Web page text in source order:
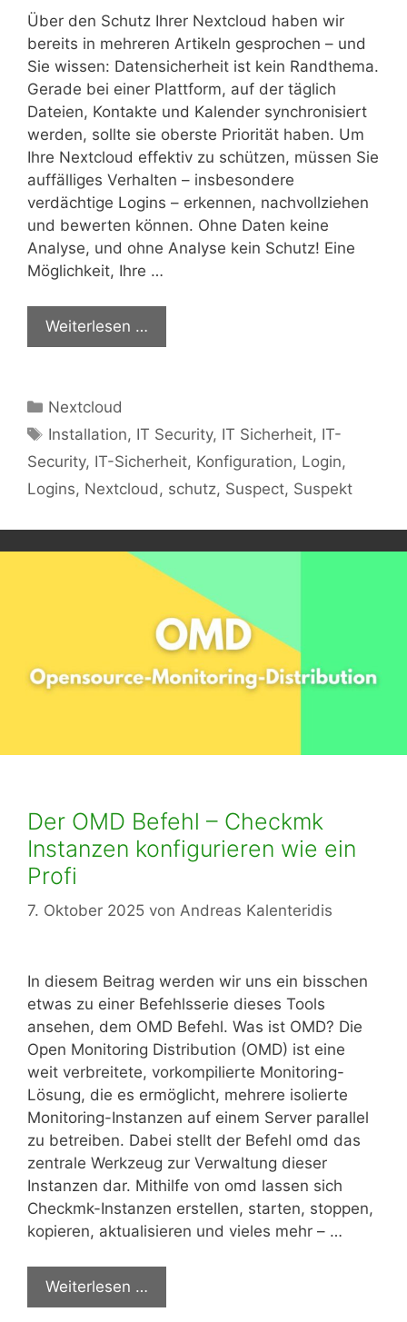
Über den Schutz Ihrer Nextcloud haben wir
bereits in mehreren Artikeln gesprochen – und
Sie wissen: Datensicherheit ist kein Randthema.
Gerade bei einer Plattform, auf der täglich
Dateien, Kontakte und Kalender synchronisiert
werden, sollte sie oberste Priorität haben. Um
Ihre Nextcloud effektiv zu schützen, müssen Sie
auffälliges Verhalten – insbesondere
verdächtige Logins – erkennen, nachvollziehen
und bewerten können. Ohne Daten keine
Analyse, und ohne Analyse kein Schutz! Eine
Möglichkeit, Ihre …
Weiterlesen …
Kategorien
Nextcloud
Schlagwörter
Installation, IT Security, IT Sicherheit, IT-
Security, IT-Sicherheit, Konfiguration, Login,
Logins, Nextcloud , schutz, Suspect, Suspekt
Der OMD Befehl – Checkmk
Instanzen konfigurieren wie ein
Profi
7. Oktober 2025 von Andreas Kalenteridis
In diesem Beitrag werden wir uns ein bisschen
etwas zu einer Befehlsserie dieses Tools
ansehen, dem OMD Befehl. Was ist OMD? Die
Open Monitoring Distribution (OMD) ist eine
weit verbreitete, vorkompilierte Monitoring-
Lösung, die es ermöglicht, mehrere isolierte
Monitoring-Instanzen auf einem Server parallel
zu betreiben. Dabei stellt der Befehl omd das
zentrale Werkzeug zur Verwaltung dieser
Instanzen dar. Mithilfe von omd lassen sich
Checkmk-Instanzen erstellen, starten, stoppen,
kopieren, aktualisieren und vieles mehr – …
Weiterlesen …